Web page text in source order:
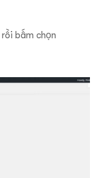
bấm chọn